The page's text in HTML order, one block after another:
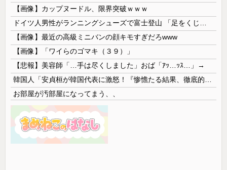
【画像】カップヌードル、限界突破ｗｗｗ
【画像】最近の高級ミニバンの顔キモすぎだろwww
【画像】「ワイらのゴマキ（３９）」
【悲報】美容師「…手は尽くしました」おば「ｱｯ…ｯｽ…」→
お部屋が汚部屋になってまう、、